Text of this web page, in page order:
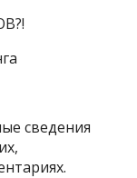
сведения